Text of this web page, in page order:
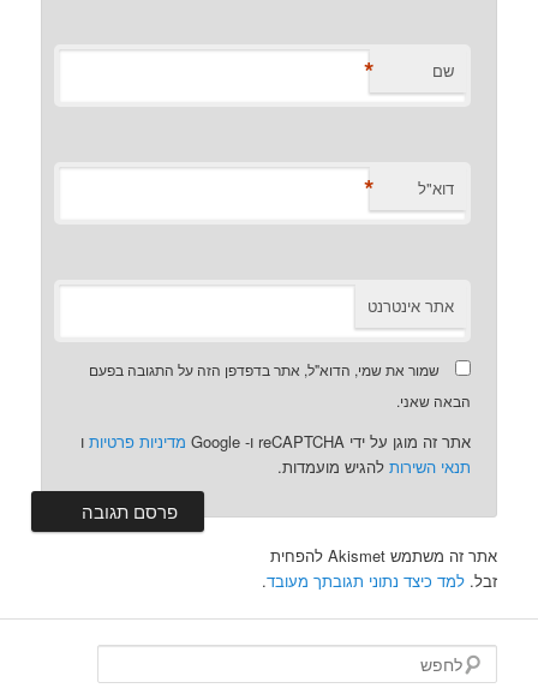
שם *
דוא"ל *
אתר אינטרנט
שמור את שמי, הדוא"ל, אתר בדפדפן הזה על התגובה בפעם
הבאה שאני.
אתר זה מוגן על ידי reCAPTCHA ו- Google מדיניות פרטיות ו
תנאי השירות להגיש מועמדות.
אתר זה משתמש Akismet להפחית
זבל.למד כיצד נתוני תגובתך מעובד.
ח